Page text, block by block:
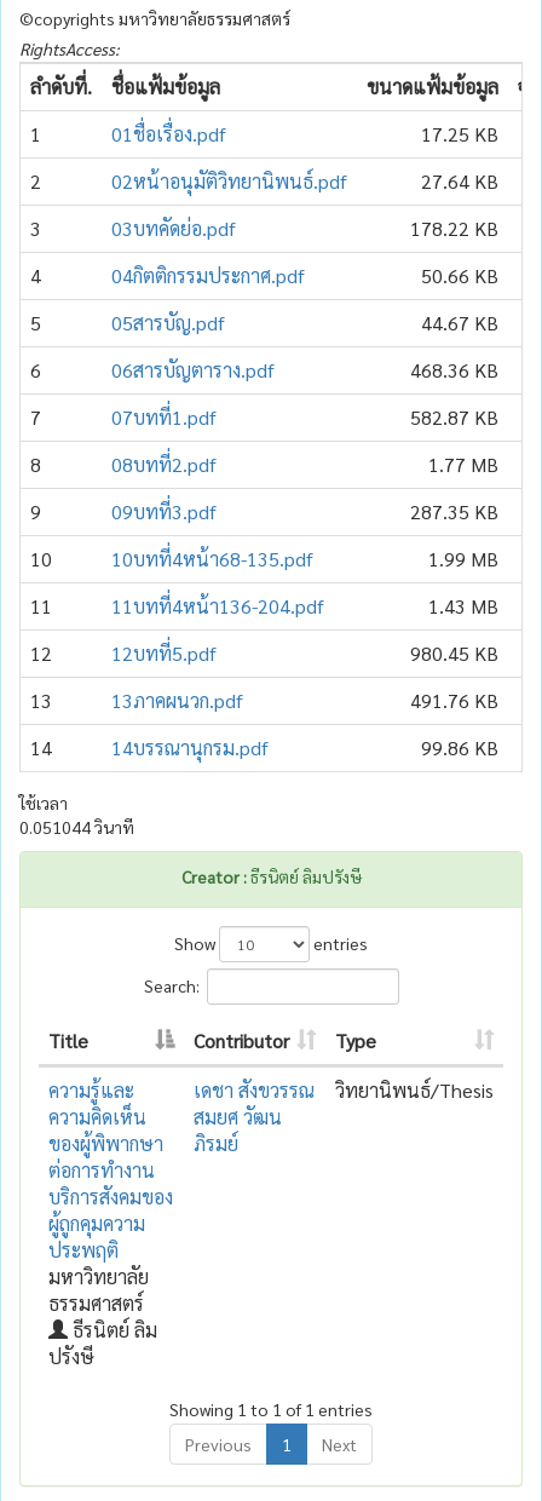
©copyrights มหาวิทยาลัยธรรมศาสตร์
RightsAccess:
ลำดับที่. ชื่อแฟ้มข้อมูล ขนาดแฟ้มข้อมูล
จ
1
01ชื่อเรื่อง.pdf
17.25 KB
2
02หน้าอนุมัติวิทยานิพนธ์.pdf
27.64 KB
3
03บทคัดย่อ.pdf
178.22 KB
4
04กิตติกรรมประกาศ.pdf
50.66 KB
5
05สารบัญ.pdf
44.67 KB
6
06สารบัญตาราง.pdf
468.36 KB
7
07บทที่1.pdf
582.87 KB
8
08บทที่2.pdf
1.77 MB
9
09บทที่3.pdf
287.35 KB
10
10บทที่4หน้า68-135.pdf
1.99 MB
11
11บทที่4หน้า136-204.pdf
1.43 MB
12
12บทที่5.pdf
980.45 KB
13
13ภาคผนวก.pdf
491.76 KB
14
14บรรณานุกรม.pdf 99.86 KB
ใช้เวลา
0.051044 วินาที
Creator :ธีรนิตย์ ลิมปรังษี
Show
entries
Search:
Title Contributor
Type
ความรู้และ
ความคิดเห็น
ของผู้พิพากษา
ต่อการทำงาน
บริการสังคมของ
ผู้ถูกคุมความ
ประพฤติ
มหาวิทยาลัย
ธรรมศาสตร์
ธีรนิตย์ ลิม
ปรังษี
เดชา สังขวรรณ
สมยศ วัฒน
ภิรมย์
วิทยานิพนธ์/Thesis
Showing 1 to 1 of 1 entries
Previous
1 Next